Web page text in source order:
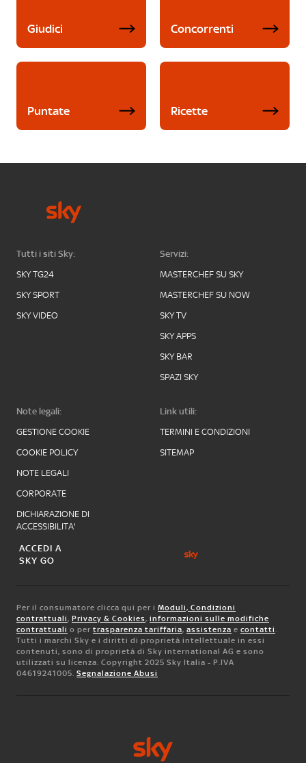
Giudici Concorrenti
Puntate Ricette
Tutti i siti Sky:
SKY TG24
SKY SPORT
SKY VIDEO
Servizi:
MASTERCHEF SU SKY
MASTERCHEF SU NOW
SKY TV
SKY APPS
SKY BAR
SPAZI SKY
Note legali:
GESTIONE COOKIE
COOKIE POLICY
NOTE LEGALI
CORPORATE
DICHIARAZIONE DI
ACCESSIBILITA'
Link utili:
TERMINI E CONDIZIONI
SITEMAP
ACCEDI A
SKY GO
Per il consumatore clicca qui per i Moduli, Condizioni
contrattuali, Privacy & Cookies, informazioni sulle modifiche
contrattuali o per trasparenza tariffaria, assistenza e contatti.
Tutti i marchi Sky e i diritti di proprietà intellettuale in essi
contenuti, sono di proprietà di Sky international AG e sono
utilizzati su licenza. Copyright 2025 Sky Italia - P.IVA
04619241005. Segnalazione Abusi